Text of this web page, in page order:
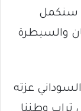
سنكمل
والسيطرة
عزته